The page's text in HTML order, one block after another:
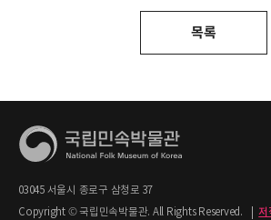
목록
03045 서울시 종로구 삼청로 37
Copyright © 국립민속박물관. All Rights Reserved.
저